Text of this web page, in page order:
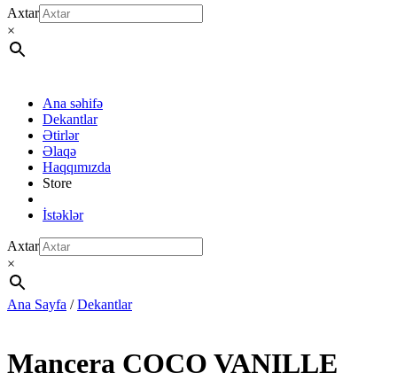
Axtar
×
Ana səhifə
Dekantlar
Ətirlər
Əlaqə
Haqqımızda
Store
İstəklər
Axtar
×
Ana Sayfa /Dekantlar
Mancera COCO VANILLE